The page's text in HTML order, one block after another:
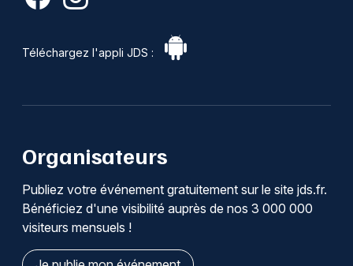
Téléchargez l'appli JDS :
Organisateurs
Publiez votre événement gratuitement sur le site jds.fr.
Bénéficiez d'une visibilité auprès de nos 3 000 000
visiteurs mensuels !